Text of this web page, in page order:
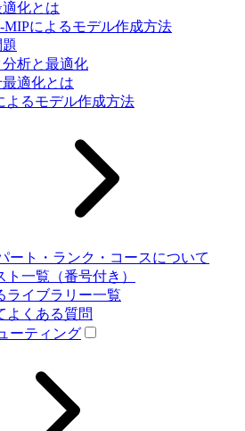
化とは
MIPによるモデル作成方法
分析と最適化
適化とは
よるモデル作成方法
ート・ランク・コースについて
ト一覧（番号付き）
ライブラリー一覧
よくある質問
ーティング